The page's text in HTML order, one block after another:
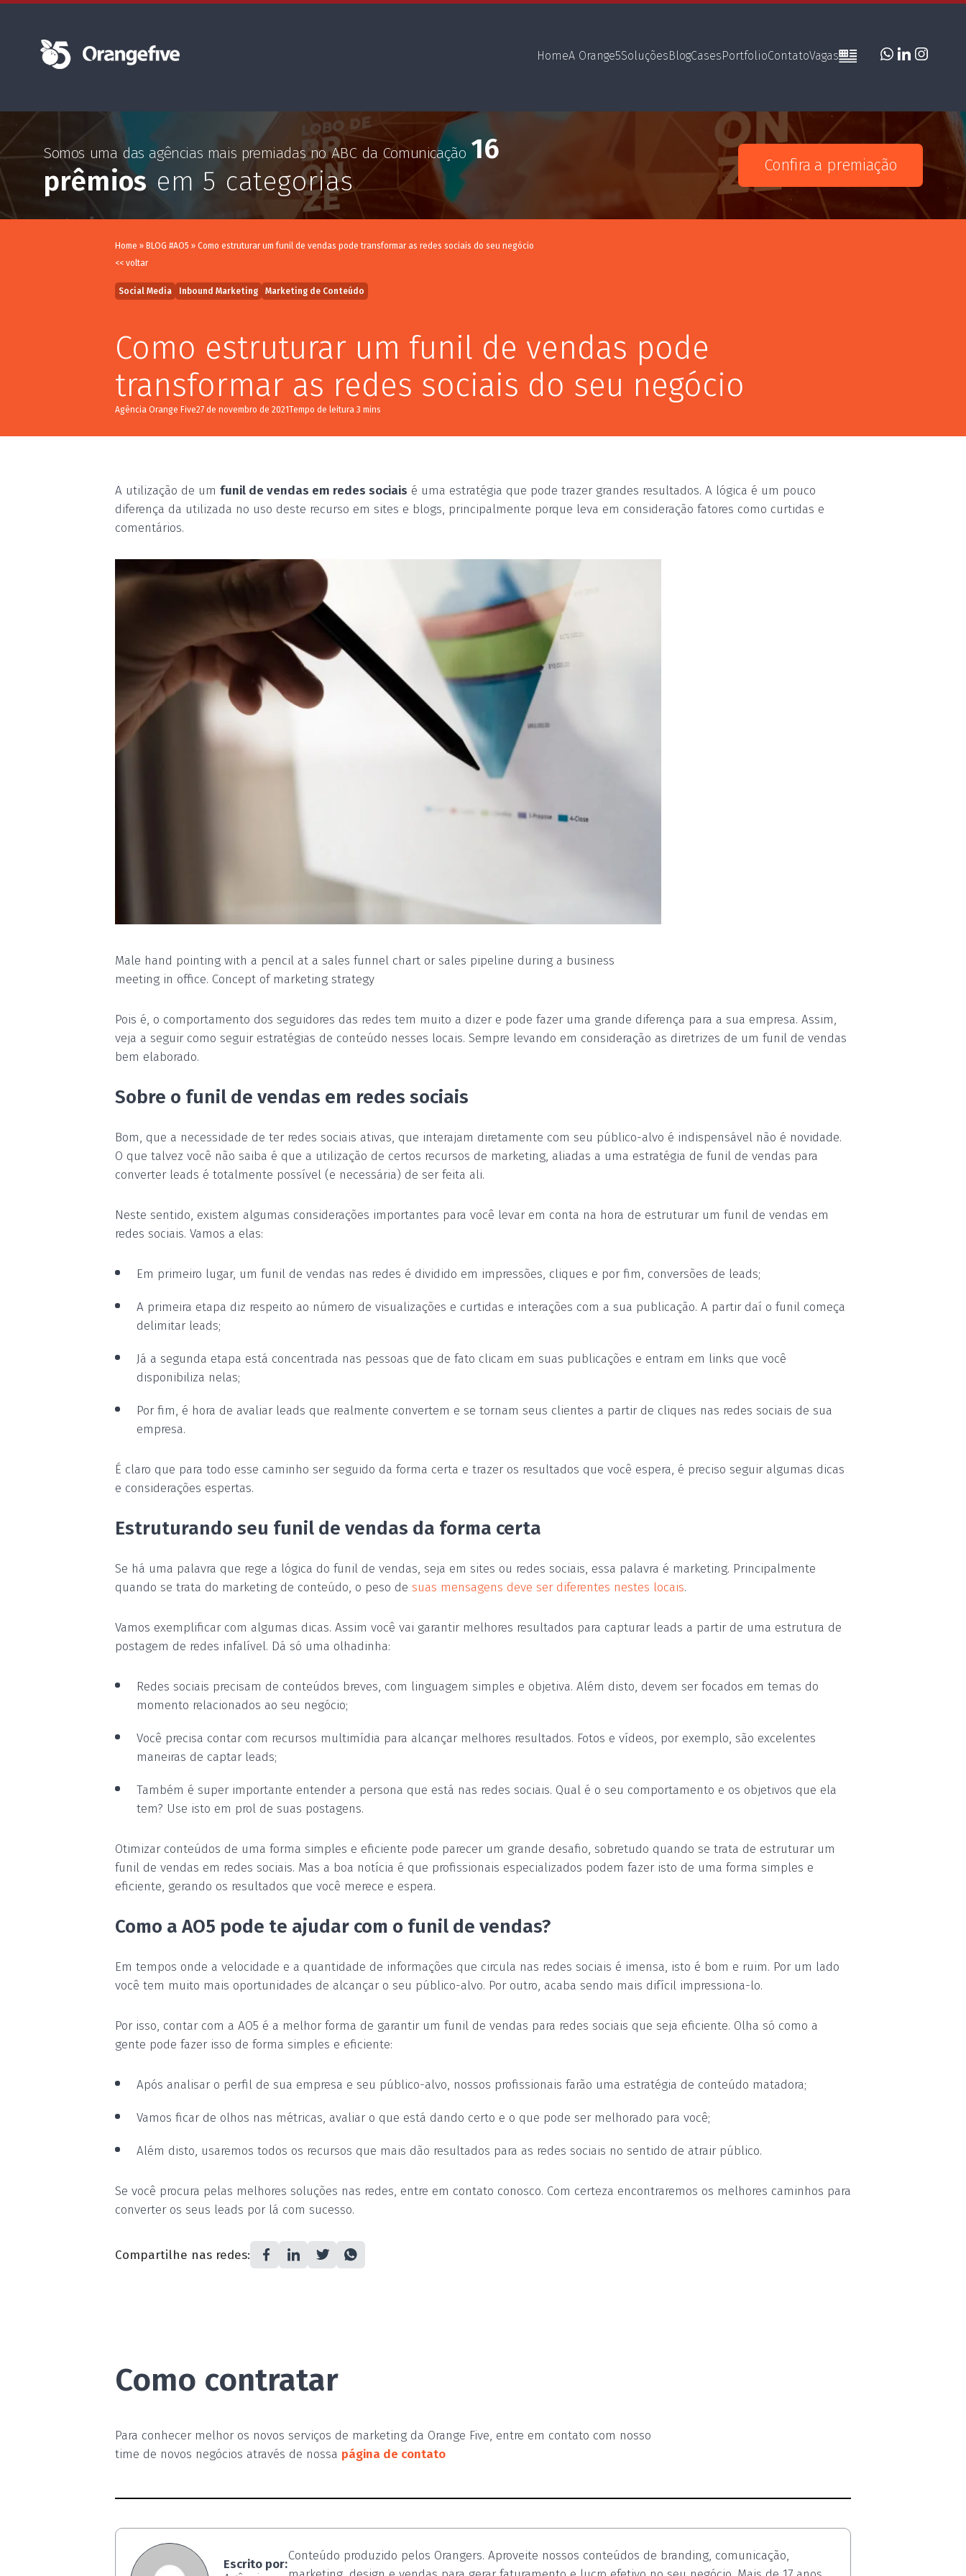
HomeA Orange5SoluçõesBlogCasesPortfolioContatoVagas
Somos uma das agências mais premiadas no ABC da Comunicação16
prêmios em 5 categorias Confira a premiação
Home » BLOG #AO5 » Como estruturar um funil de vendas pode transformar as redes sociais do seu negócio
<< voltar
Social Media Inbound Marketing Marketing de Conteúdo
Como estruturar um funil de vendas pode
transformar as redes sociais do seu negócio
Agência Orange Five27 de novembro de 2021
A utilização de um funil de vendas em redes sociais é uma estratégia que pode trazer grandes resultados. A lógica é um pouco
diferença da utilizada no uso deste recurso em sites e blogs, principalmente porque leva em consideração fatores como curtidas e
comentários.
Male hand pointing with a pencil at a sales funnel chart or sales pipeline during a business
meeting in office. Concept of marketing strategy
Pois é, o comportamento dos seguidores das redes tem muito a dizer e pode fazer uma grande diferença para a sua empresa. Assim,
veja a seguir como seguir estratégias de conteúdo nesses locais. Sempre levando em consideração as diretrizes de um funil de vendas
bem elaborado.
Sobre o funil de vendas em redes sociais
Bom, que a necessidade de ter redes sociais ativas, que interajam diretamente com seu público-alvo é indispensável não é novidade.
O que talvez você não saiba é que a utilização de certos recursos de marketing, aliadas a uma estratégia de funil de vendas para
converter leads é totalmente possível (e necessária) de ser feita ali.
Neste sentido, existem algumas considerações importantes para você levar em conta na hora de estruturar um funil de vendas em
redes sociais. Vamos a elas:
Em primeiro lugar, um funil de vendas nas redes é dividido em impressões, cliques e por fim, conversões de leads;
A primeira etapa diz respeito ao número de visualizações e curtidas e interações com a sua publicação. A partir daí o funil começa
delimitar leads;
Já a segunda etapa está concentrada nas pessoas que de fato clicam em suas publicações e entram em links que você
disponibiliza nelas;
Por fim, é hora de avaliar leads que realmente convertem e se tornam seus clientes a partir de cliques nas redes sociais de sua
empresa.
É claro que para todo esse caminho ser seguido da forma certa e trazer os resultados que você espera, é preciso seguir algumas dicas
e considerações espertas.
Estruturando seu funil de vendas da forma certa
Se há uma palavra que rege a lógica do funil de vendas, seja em sites ou redes sociais, essa palavra é marketing. Principalmente
quando se trata do marketing de conteúdo, o peso de suas mensagens deve ser diferentes nestes locais.
Vamos exemplificar com algumas dicas. Assim você vai garantir melhores resultados para capturar leads a partir de uma estrutura de
postagem de redes infalível. Dá só uma olhadinha:
Redes sociais precisam de conteúdos breves, com linguagem simples e objetiva. Além disto, devem ser focados em temas do
momento relacionados ao seu negócio;
Você precisa contar com recursos multimídia para alcançar melhores resultados. Fotos e vídeos, por exemplo, são excelentes
maneiras de captar leads;
Também é super importante entender a persona que está nas redes sociais. Qual é o seu comportamento e os objetivos que ela
tem? Use isto em prol de suas postagens.
Otimizar conteúdos de uma forma simples e eficiente pode parecer um grande desafio, sobretudo quando se trata de estruturar um
funil de vendas em redes sociais. Mas a boa notícia é que profissionais especializados podem fazer isto de uma forma simples e
eficiente, gerando os resultados que você merece e espera.
Como a AO5 pode te ajudar com o funil de vendas?
Em tempos onde a velocidade e a quantidade de informações que circula nas redes sociais é imensa, isto é bom e ruim. Por um lado
você tem muito mais oportunidades de alcançar o seu público-alvo. Por outro, acaba sendo mais difícil impressiona-lo.
Por isso, contar com a AO5 é a melhor forma de garantir um funil de vendas para redes sociais que seja eficiente. Olha só como a
gente pode fazer isso de forma simples e eficiente:
Após analisar o perfil de sua empresa e seu público-alvo, nossos profissionais farão uma estratégia de conteúdo matadora;
Vamos ficar de olhos nas métricas, avaliar o que está dando certo e o que pode ser melhorado para você;
Além disto, usaremos todos os recursos que mais dão resultados para as redes sociais no sentido de atrair público.
Se você procura pelas melhores soluções nas redes, entre em contato conosco. Com certeza encontraremos os melhores caminhos para
converter os seus leads por lá com sucesso.
Compartilhe nas redes:
Como contratar
Para conhecer melhor os novos serviços de marketing da Orange Five, entre em contato com nosso
time de novos negócios através de nossa página de contato
Escrito por:
Conteúdo produzido pelos Orangers. Aproveite nossos conteúdos de branding, comunicação,